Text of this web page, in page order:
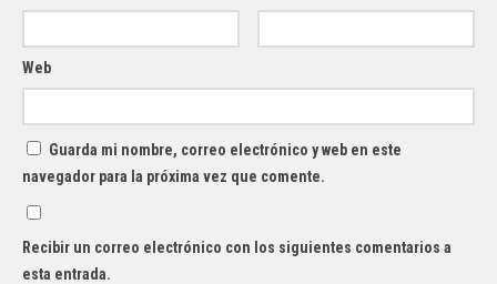
Web
Guarda mi nombre, correo electrónico y web en este
navegador para la próxima vez que comente.
Recibir un correo electrónico con los siguientes comentarios a
esta entrada.